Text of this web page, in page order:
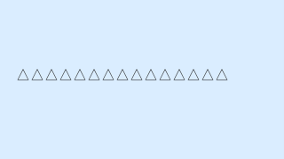
△△△△△△△△△△△△△△△